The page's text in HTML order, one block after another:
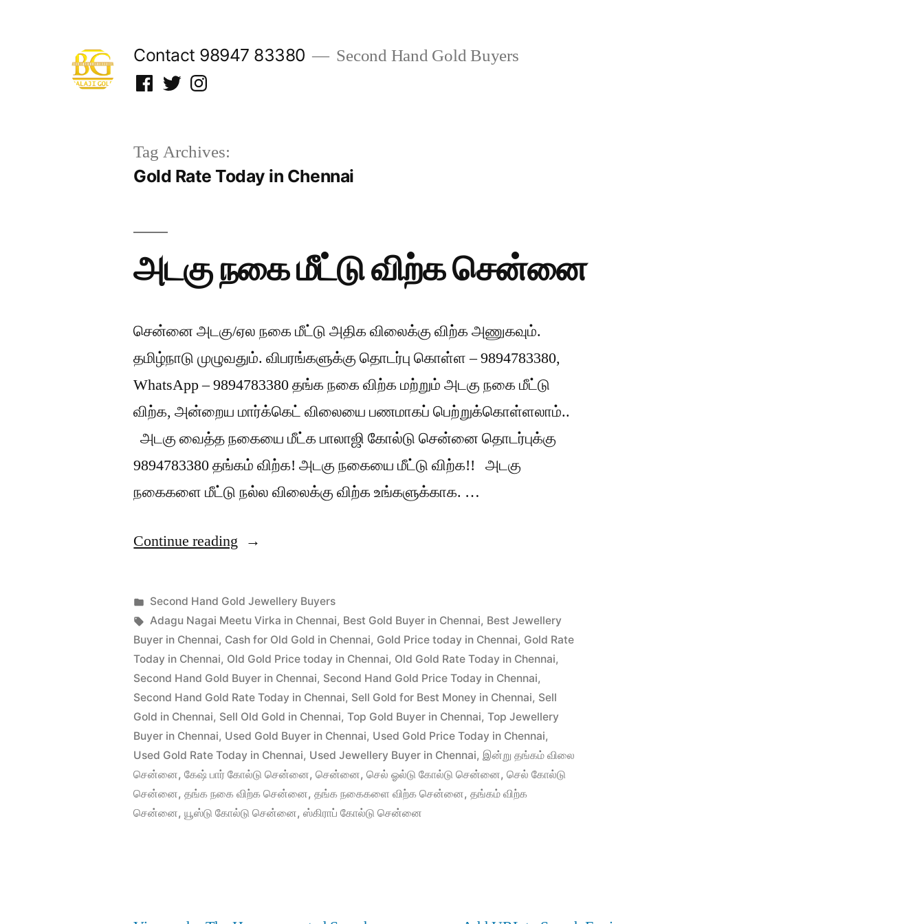
Contact 98947 83380 Second Hand Gold Buyers
Facebook
TwitterInstagram
Tag Archives:
Gold Rate Today in Chennai
அடகு நகை மீட்டு விற்க சென்னை
சென்னை அடகு/ஏல நகை மீட்டு அதிக விலைக்கு விற்க அணுகவும்.
தமிழ்நாடு முழுவதும். விபரங்களுக்கு தொடர்பு கொள்ள – 9894783380,
WhatsApp – 9894783380 தங்க நகை விற்க மற்றும் அடகு நகை மீட்டு
விற்க, அன்றைய மார்க்கெட் விலையை பணமாகப் பெற்றுக்கொள்ளலாம்..
அடகு வைத்த நகையை மீட்க பாலாஜி கோல்டு சென்னை தொடர்புக்கு
9894783380 தங்கம் விற்க! அடகு நகையை மீட்டு விற்க!! அடகு
நகைகளை மீட்டு நல்ல விலைக்கு விற்க உங்களுக்காக. …
Continue reading “அடகு
மீட்டு
விற்க
சென்னை”
Posted
by
appleadservices
June
24,
2022
Posted
in
Second Hand Gold Jewellery Buyers
Tags:
Adagu Nagai Meetu Virka in Chennai, Best Gold Buyer in Chennai, Best Jewellery
Buyer in Chennai, Cash for Old Gold in Chennai, Gold Price today in Chennai, Gold Rate
Today in Chennai, Old Gold Price today in Chennai, Old Gold Rate Today in Chennai,
Second Hand Gold Buyer in Chennai, Second Hand Gold Price Today in Chennai,
Second Hand Gold Rate Today in Chennai, Sell Gold for Best Money in Chennai, Sell
Gold in Chennai, Sell Old Gold in Chennai,Top Gold Buyer in Chennai,Top Jewellery
Buyer in Chennai, Used Gold Buyer in Chennai, Used Gold Price Today in Chennai,
Used Gold Rate Today in Chennai, Used Jewellery Buyer in Chennai,இன்று தங்கம் விலை
சென்னை,கேஷ் பார் கோல்டு சென்னை,சென்னை,செல் ஓல்டு கோல்டு சென்னை,செல் கோல்டு
சென்னை,தங்க நகை விற்க சென்னை,தங்க நகைகளை விற்க சென்னை,தங்கம் விற்க
சென்னை,யூஸ்டு கோல்டு சென்னை,ஸ்கிராப் கோல்டு சென்னை